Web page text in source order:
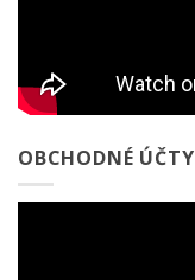
OBCHODNÉ ÚČTY